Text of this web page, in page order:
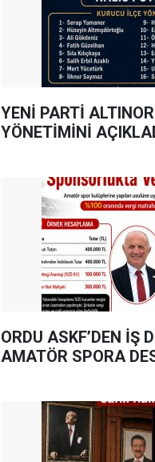
YENİ PARTİ
YÖNETİMİNİ
ORDU ASKF’DEN İŞ
AMATÖR SPORA